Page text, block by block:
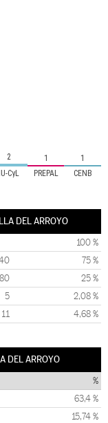
IU-CyL PREPAL CENB
2 1 1
DEL ARROYO
100 %
75 %
80 25 %
5 2,08 %
11 4,68 %
DEL ARROYO
%
63,4 %
15,74 %